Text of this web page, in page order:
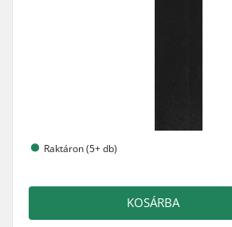
Raktáron (5+ db)
KOSÁRBA